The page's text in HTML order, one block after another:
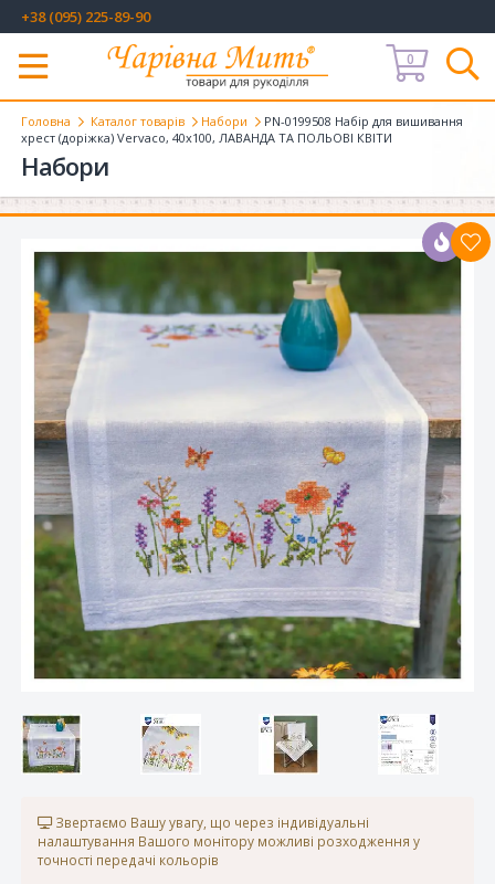
+38 (095) 225-89-90
Меню
0
Головна Каталог товарів Набори
PN-0199508 Набір для вишивання
хрест (доріжка) Vervaco, 40х100, ЛАВАНДА ТА ПОЛЬОВІ КВІТИ
Набори
Звертаємо Вашу увагу, що через індивідуальні
налаштування Вашого монітору можливі розходження у
точності передачі кольорів